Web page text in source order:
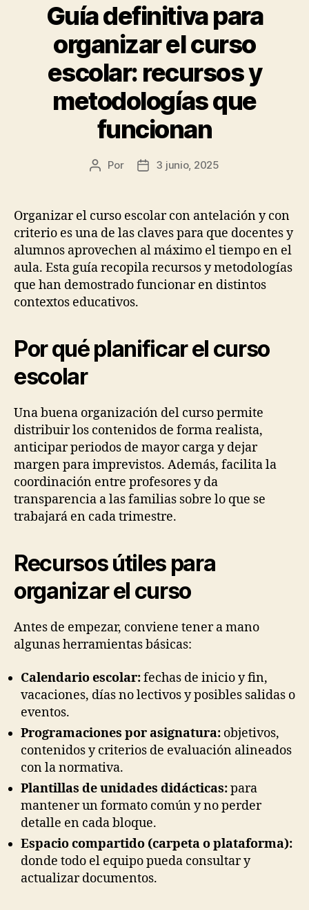
Guía definitiva para
organizar el curso
escolar: recursos y
metodologías que
funcionan
Autor
entrada
Por
Fecha
entrada
3 junio, 2025
Organizar el curso escolar con antelación y con
criterio es una de las claves para que docentes y
alumnos aprovechen al máximo el tiempo en el
aula. Esta guía recopila recursos y metodologías
que han demostrado funcionar en distintos
contextos educativos.
Por qué planificar el curso
escolar
Una buena organización del curso permite
distribuir los contenidos de forma realista,
anticipar periodos de mayor carga y dejar
margen para imprevistos. Además, facilita la
coordinación entre profesores y da
transparencia a las familias sobre lo que se
trabajará en cada trimestre.
Recursos útiles para
organizar el curso
Antes de empezar, conviene tener a mano
algunas herramientas básicas:
Calendario escolar:fechas de inicio y fin,
vacaciones, días no lectivos y posibles salidas o
eventos.
Programaciones por asignatura: objetivos,
contenidos y criterios de evaluación alineados
con la normativa.
Plantillas de unidades didácticas:para
mantener un formato común y no perder
detalle en cada bloque.
Espacio compartido (carpeta o plataforma):
donde todo el equipo pueda consultar y
actualizar documentos.